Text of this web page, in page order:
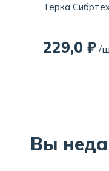
Терка
229,0 ₽ /
Вы